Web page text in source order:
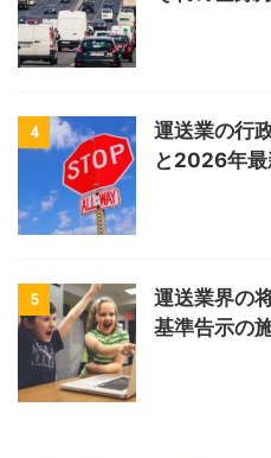
4
運送業の行
と2026年最
5
運送業界の
基準告示の